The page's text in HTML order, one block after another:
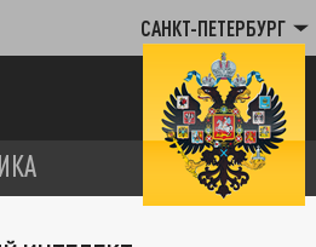
САНКТ-ПЕТЕРБУРГ